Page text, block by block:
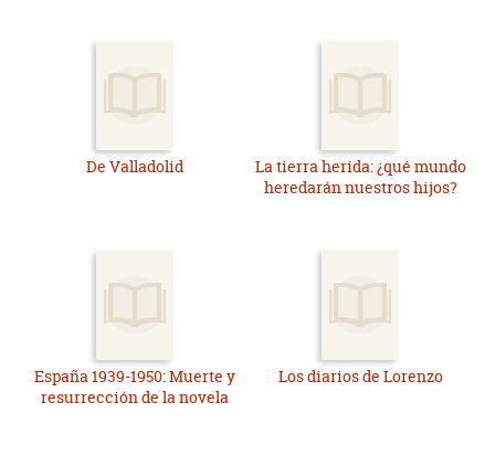
De Valladolid
La tierra herida: ¿qué mundo
heredarán nuestros hijos?
España 1939-1950: Muerte y
resurrección de la novela
Los diarios de Lorenzo